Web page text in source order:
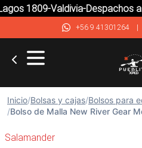
1809-Valdivia-Despachos a
+56 9 41301264|
Inicio/Bolsas y cajas/Bolsos para
/Bolso de Malla New River Gear
Salamander